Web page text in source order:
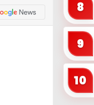
8
9
10